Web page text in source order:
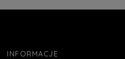
INFORMACJE